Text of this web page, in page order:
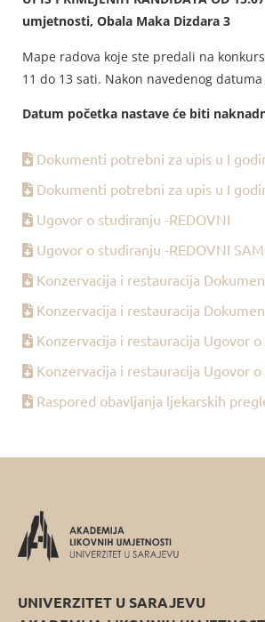
umjetnosti, Obala Maka Dizdara 3
Mape radova koje ste predali na
11 do 13 sati. Nakon navedenog
Datum početka nastave će biti
Dokumenti potrebni za upis u I
Dokumenti potrebni za upis u I
Ugovor o studiranju -REDOVNI
Ugovor o studiranju -REDOVNI
Konzervacija i restauracija
Konzervacija i restauracija
Konzervacija i restauracija Ugovor
Konzervacija i restauracija Ugovor
Raspored obavljanja ljekarskih
UNIVERZITET U SARAJEVU